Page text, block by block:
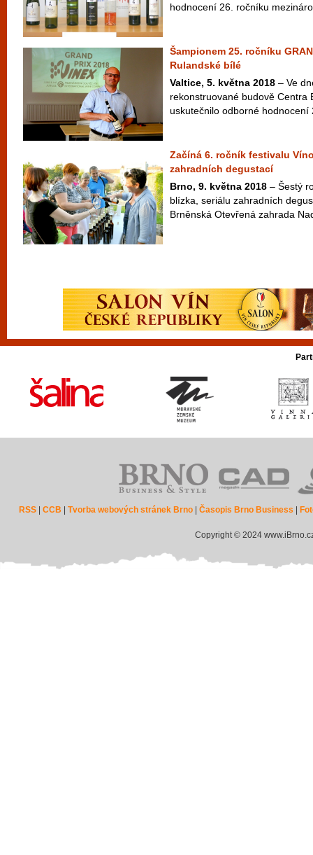
hodnocení 26. ročníku
Šampionem 25. ročníku
Rulandské bílé
Valtice, 5. května 2018 – Ve
rekonstruované budově Centra
uskutečnilo odborné hodnocení
Začíná 6. ročník festivalu
zahradních degustací
Brno, 9. května 2018 – Šestý
blízka, seriálu zahradních
Brněnská Otevřená zahrada
RSS |CCB |Tvorba webových stránek Brno |Časopis Brno Business |
Copyright © 2024